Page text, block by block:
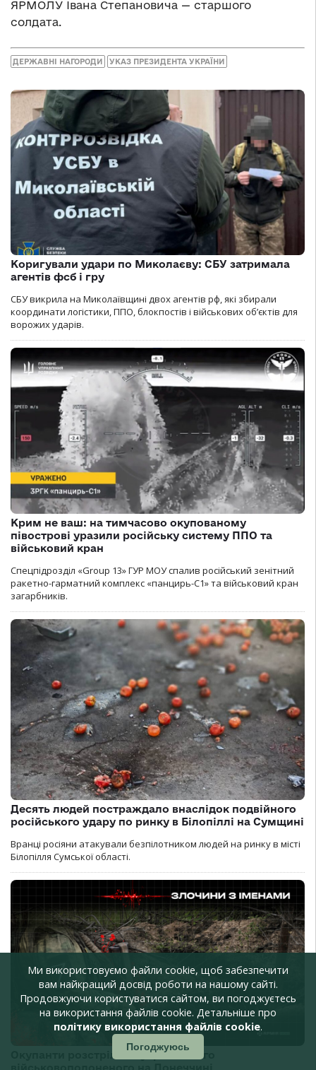
ЯРМОЛУ Івана Степановича — старшого
солдата.
ДЕРЖАВНІ НАГОРОДИ УКАЗ ПРЕЗИДЕНТА УКРАЇНИ
Коригували удари по Миколаєву: СБУ затримала
агентів фсб і гру
СБУ викрила на Миколаївщині двох агентів рф, які збирали
координати логістики, ППО, блокпостів і військових об’єктів для
ворожих ударів.
Крим не ваш: на тимчасово окупованому
півострові уразили російську систему ППО та
військовий кран
Спецпідрозділ «Group 13» ГУР МОУ спалив російський зенітний
ракетно-гарматний комплекс «панцирь-С1» та військовий кран
загарбників.
Десять людей постраждало внаслідок подвійного
російського удару по ринку в Білопіллі на Сумщині
Вранці росіяни атакували безпілотником людей на ринку в місті
Білопілля Сумської області.
Окупанти розстріляли українського
Ми використовуємо файли cookie, щоб забезпечити
вам найкращий досвід роботи на нашому сайті.
Продовжуючи користуватися сайтом, ви погоджуєтесь
на використання файлів cookie. Детальніше про
політику використання файлів cookie.
Погоджуюсь